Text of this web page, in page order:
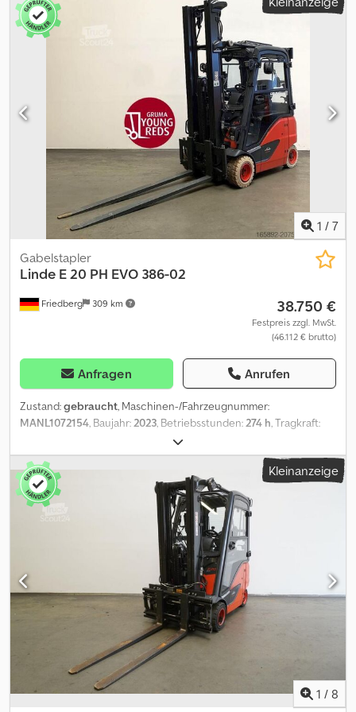
SE, Farbe:
, Sonderausstattung: 3. Ventil, 4. Ventil,
Arbeitsscheinwerfer hinten, Arbeitsscheinwerfer vorn, Heizung,
Vollkabine, Safety Light, Chedpjzpzldsfx Adqea
1 / 7
Friedberg 309 km
Gabelstapler
Linde E 20 PH EVO 386-02
38.750 €
Festpreis zzgl. MwSt.
(46.112 € brutto)
Anfragen Anrufen
Zustand:gebraucht, Maschinen-/Fahrzeugnummer:
MANL1072154, Baujahr:2023, Betriebsstunden:274 h, Tragkraft:
, Freihub:
Lastschwerpunkt:500 mm, Masttyp:Triplex, Batteriekapazität:775
Ah, Batteriespannung: , Gabelträgerbreite: 980 mm,
Gabellänge:
, Vorderreifengröße:200/50-10
Hinterreifengröße:
, Leergewicht:4.102 kg
2.087 mm , Gesamtbreite:
, - Aquamatic und Elektrolytumwälzung auf
Batterie - Fahrzeugstecker MRC 160A - 180° Batt.-Türe für
Batteriewechsel - Spannungswandler - Fahrzeug:
Doppelzusatzhydraulik - Mast: Doppelzusatzhydraulik -
Gabelträger - Vollkabine - Heizung - 2 x LED Arbeitsscheinwerfer
vorne - 1 x LED Rückfahrscheinwerfer hinten -
Beleuchtungsanlage mit Stand- und Fahrlicht, Bremslichter und
Blinker (LED) - Spot hinten: BlueSpot - Dachschutzgitter -
Panorama- und Außenspiegel - Halter mit Schreibplatte -
Zugangskontrolle: PIN-Code - Fahrersitz Superkomfort
(Stoffbezug) - Front- und Dachrollo - Hubmastpositionierung
Kleinanzeige
1 / 8